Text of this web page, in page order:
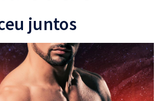
juntos